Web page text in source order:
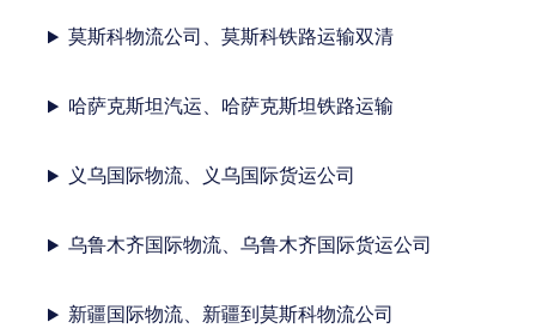
莫斯科物流公司、莫斯科铁路运输双清
哈萨克斯坦汽运、哈萨克斯坦铁路运输
义乌国际物流、义乌国际货运公司
乌鲁木齐国际物流、乌鲁木齐国际货运公司
新疆国际物流、新疆到莫斯科物流公司